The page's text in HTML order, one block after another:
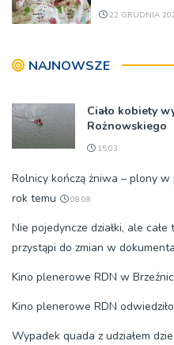
22 GRUDNIA
NAJNOWSZE
Ciało kobiety
Rożnowskiego
15:03
Rolnicy kończą żniwa – plony
rok temu
08:08
Nie pojedyncze działki, ale
przystąpi do zmian w
Kino plenerowe RDN w
Kino plenerowe RDN
Wypadek quada z udziałem